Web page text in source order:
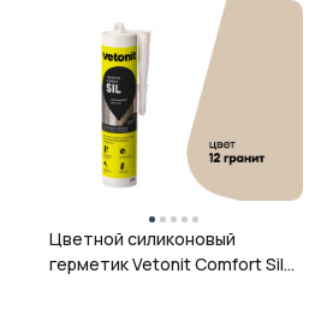
Цветной силиконовый
герметик Vetonit Comfort Sil,